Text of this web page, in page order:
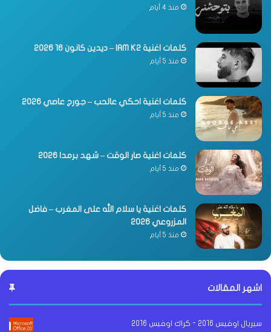
منذ 4 أيام
كلمات اغنية IAM K2 – ديدين كانون 16 2026
منذ 5 أيام
كلمات اغنية احكي عالحب – جورج عاصي 2026
منذ 5 أيام
كلمات اغنية صار الوقت – شهد برمدا 2026
منذ 5 أيام
كلمات اغنية يا سلام الله على المغرب – فاضل
المزروعي 2026
منذ 5 أيام
اشهر المقالات
سيريال اوفيس 2016 - كراك اوفيس 2016